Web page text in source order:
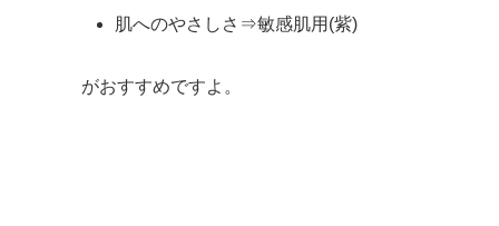
肌へのやさしさ⇒敏感肌用(紫)
がおすすめですよ。